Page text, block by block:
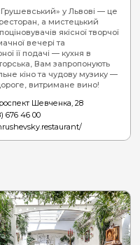
у Львові — це
а мистецький
якісної творчої
вечері та
її подачі — кухня в
Вам запропонують
кіно та чудову музику —
витримане вино!
Шевченка, 28
676 46 00